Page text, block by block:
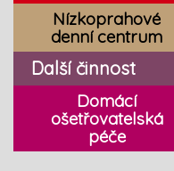
Nízkoprahové
denní centrum
Další činnost
Domácí
ošetřovatelská
péče